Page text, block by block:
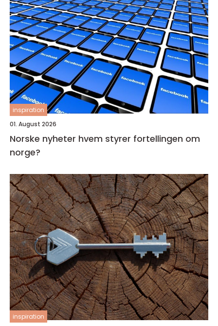
inspiration
01. August 2026
Norske nyheter hvem styrer fortellingen om
norge?
inspiration